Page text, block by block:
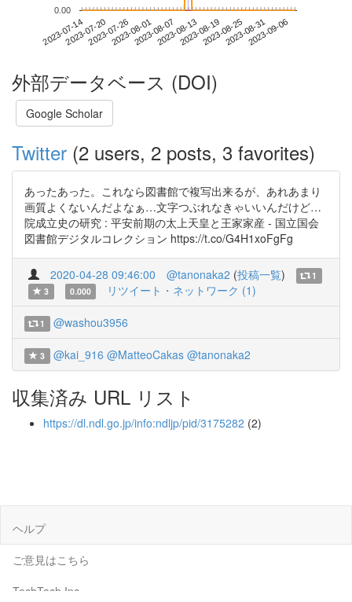
2023-07-142023-07-202023-07-262023-08-012023-08-072023-08-132023-08-192023-08-252023-08-312023-09-06
0.00
外部データベース (DOI)
Google Scholar
Twitter (2 users, 2 posts, 3 favorites)
あったあった。これなら図書館で複写出来るが、あれあまり
画質よくないんだよなぁ…文字つぶれなきゃいいんだけど…
院成立史の研究 : 平安前期の太上天皇と王家家産 - 国立国会
図書館デジタルコレクション https://t.co/G4H1xoFgFg
2020-04-28 09:46:00 @tanonaka2 (投稿一覧)
1
3
0.000 リツイート・ネットワーク (1)
1 @washou3956
3 @kai_916 @MatteoCakas @tanonaka2
収集済み URL リスト
https://dl.ndl.go.jp/info:ndljp/pid/3175282 (2)
ヘルプ
ご意見はこちら
TechTech Inc.